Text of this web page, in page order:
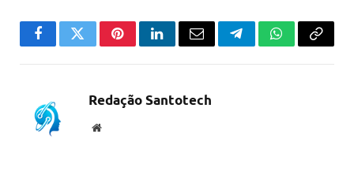
FacebookTwitterPinterestLinkedInEmail TelegramWhatsApp
Copiar
Redação Santotech
Website